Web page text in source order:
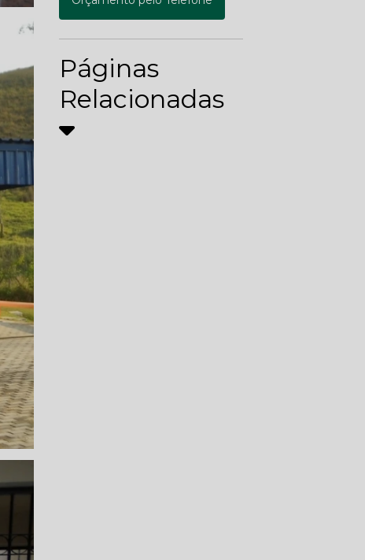
Páginas
Relacionadas